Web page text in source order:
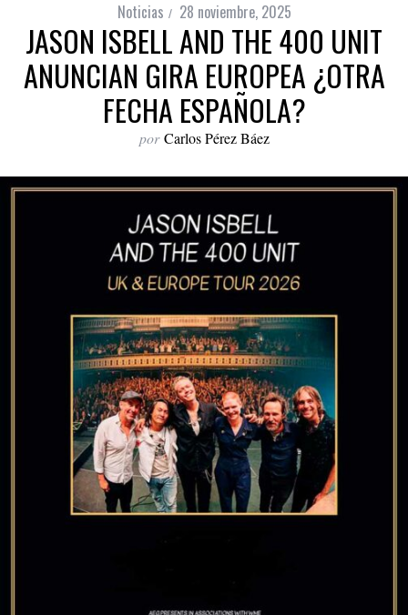
Noticias 28 noviembre, 2025
JASON ISBELL AND THE 400 UNIT
ANUNCIAN GIRA EUROPEA ¿OTRA
FECHA ESPAÑOLA?
por Carlos Pérez Báez